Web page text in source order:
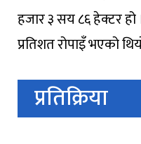
हजार ३ सय ८६ हेक्टर हो
प्रतिशत रोपाइँ भएको
प्रतिक्रिया